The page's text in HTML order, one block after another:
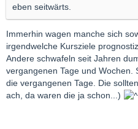
eben seitwärts.
Immerhin wagen manche sich
irgendwelche Kursziele
Andere schwafeln seit Jahren
vergangenen Tage und Wochen.
die vergangenen Tage. Die
ach, da waren die ja schon...)